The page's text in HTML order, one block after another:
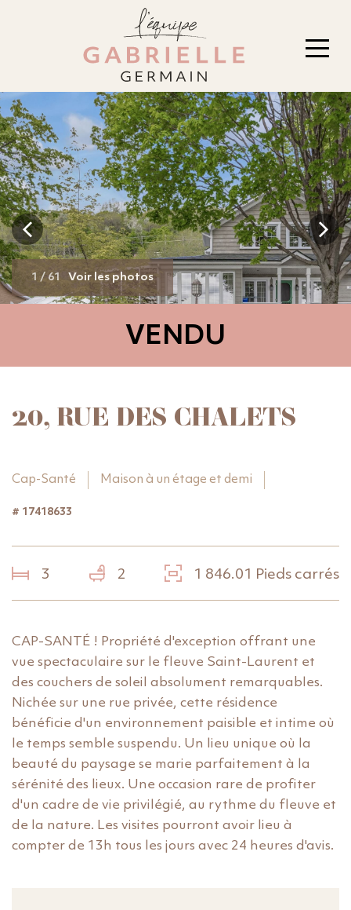
1 / 61 Voir les photos
VENDU
20, RUE DES CHALETS
Cap-Santé Maison à un étage et demi
# 17418633
3 2 1 846.01 Pieds carrés
CAP-SANTÉ ! Propriété d'exception offrant une
vue spectaculaire sur le fleuve Saint-Laurent et
des couchers de soleil absolument remarquables.
Nichée sur une rue privée, cette résidence
bénéficie d'un environnement paisible et intime où
le temps semble suspendu. Un lieu unique où la
beauté du paysage se marie parfaitement à la
sérénité des lieux. Une occasion rare de profiter
d'un cadre de vie privilégié, au rythme du fleuve et
de la nature. Les visites pourront avoir lieu à
compter de 13h tous les jours avec 24 heures d'avis.